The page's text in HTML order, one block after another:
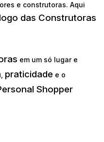
e construtoras. Aqui
das Construtoras
em um só lugar e
praticidade e o
Shopper